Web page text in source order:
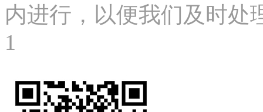
内进行，以便我们及时处
1